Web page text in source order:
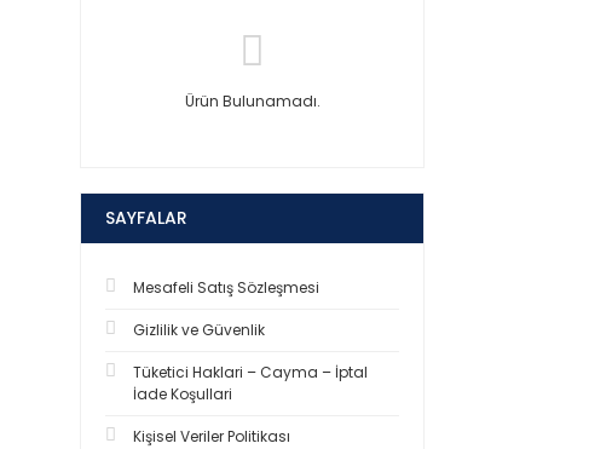
Ürün Bulunamadı.
SAYFALAR
Mesafeli Satış Sözleşmesi
Gizlilik ve Güvenlik
Tüketici Haklari – Cayma – İptal
İade Koşullari
Kişisel Veriler Politikası